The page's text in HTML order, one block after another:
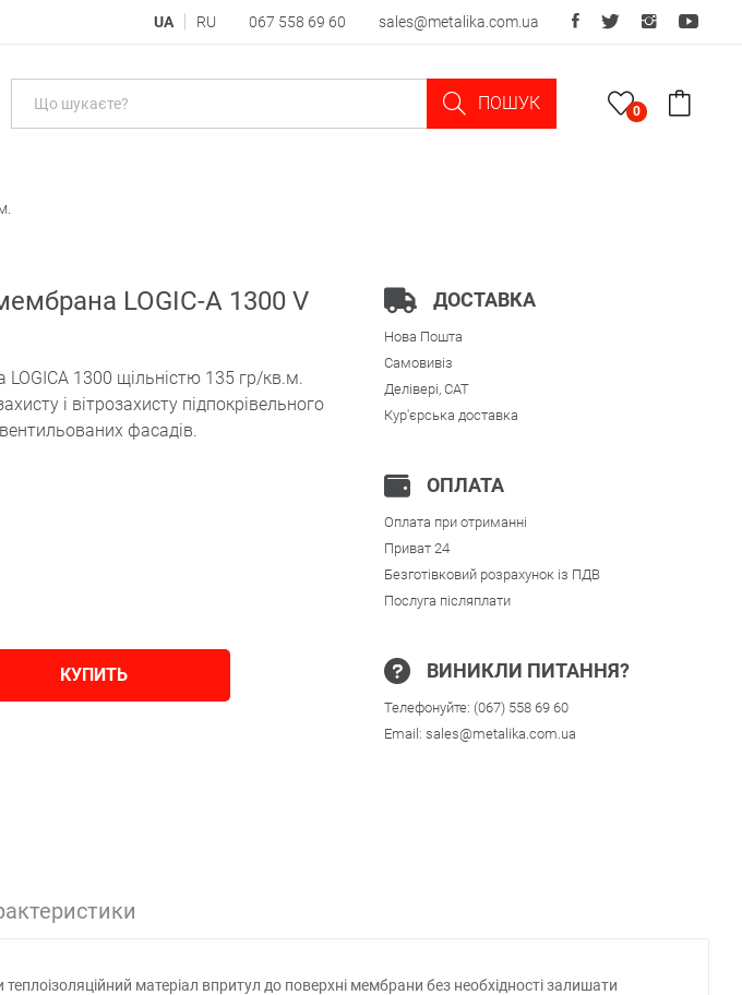
UA RU 067 558 69 60 sales@metalika.com.ua
ПОШУК 0
LOGIC-A 1300 V
1300 щільністю 135 гр/кв.м.
і вітрозахисту підпокрівельного
фасадів.
КУПИТЬ
ДОСТАВКА
Нова Пошта
Самовивіз
Делівері, CAT
Кур'єрська доставка
ОПЛАТА
Оплата при отриманні
Приват 24
Безготівковий розрахунок із ПДВ
Послуга післяплати
ВИНИКЛИ ПИТАННЯ?
Телефонуйте: (067) 558 69 60
Email: sales@metalika.com.ua
матеріал впритул до поверхні мембрани без необхідності залишати